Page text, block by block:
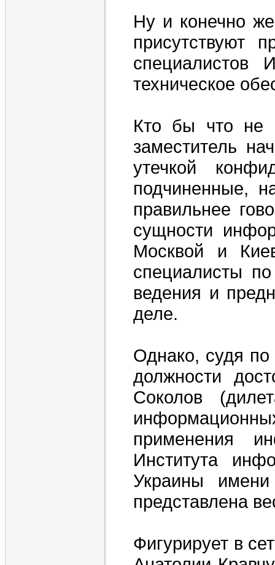
Ну и конечно
присутствуют
специалистов
техническое
Кто бы что не
заместитель
утечкой
подчиненные,
правильнее
сущности
Москвой и
специалисты
ведения и
деле.
Однако, судя
должности
Соколов
применения
Института
Украины
представлена
Фигурирует в